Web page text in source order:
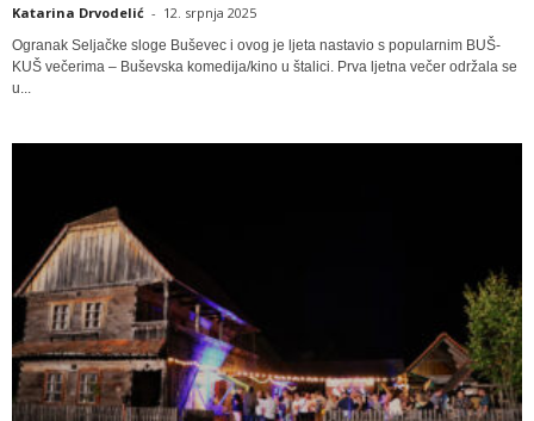
Katarina Drvodelić - 12. srpnja 2025
Ogranak Seljačke sloge Buševec i ovog je ljeta nastavio s popularnim BUŠ-
KUŠ večerima – Buševska komedija/kino u štalici. Prva ljetna večer održala se
u...